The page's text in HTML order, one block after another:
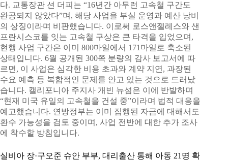
다. 교통장관 션 더피는 “16년간 아무런 고속철 구간도
완공되지 않았다”며, 해당 사업을 부실 운영과 예산 낭비
의 상징이라며 비판했습니다. 이로써 로스앤젤레스와 샌
프란시스코를 잇는 고속철 구상은 큰 타격을 입었으며,
현행 사업 구간은 이미 800마일에서 171마일로 축소된
상태입니다. 6월 공개된 300쪽 분량의 감사 보고서에 따
르면, 이 사업은 심각한 비용 초과와 계약 지연, 과장된
수요 예측 등 복합적인 문제를 안고 있는 것으로 드러났
습니다. 캘리포니아 주지사 개빈 뉴섬은 이에 반발하며
“현재 미국 유일의 고속철을 건설 중”이라며 법적 대응을
예고했습니다. 연방정부는 이미 집행된 자금에 대해서도
환수 가능성을 검토 중이며, 사업 전반에 대한 추가 조사
에 착수할 방침입니다.
실비아 장·구오준 슈안 부부, 대리출산 통해 아동 21명 확